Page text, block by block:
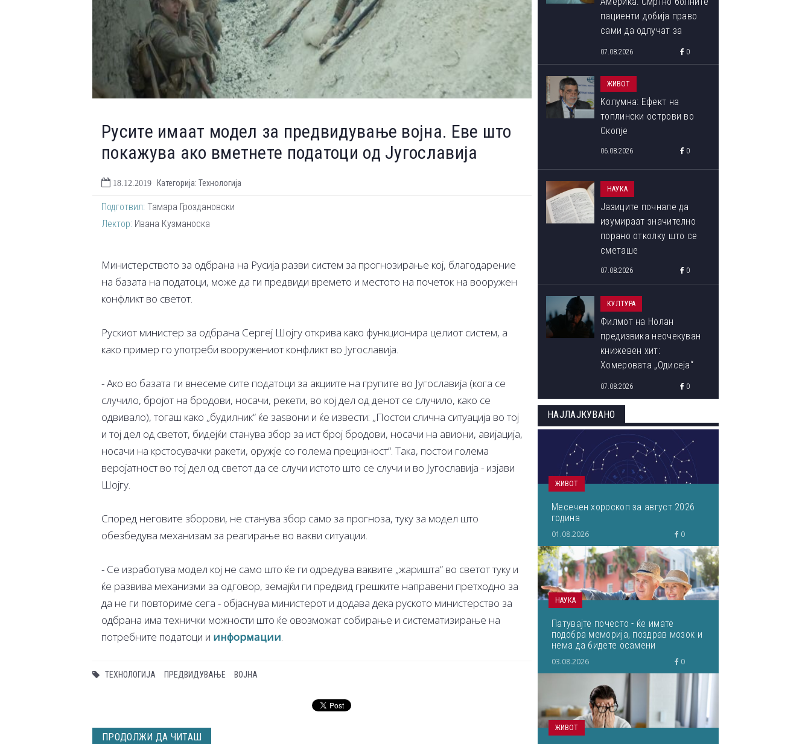
Русите имаат модел за предвидување војна. Еве што
покажува ако вметнете податоци од Југославија
18.12.2019 Категорија: Технологија
Подготвил: Тамара Гроздановски
Лектор: Ивана Кузманоска
Mинистерството за одбрана на Русија разви систем за прогнозирање кој, благодарение
на базата на податоци, може да ги предвиди времето и местото на почеток на вооружен
конфликт во светот.
Рускиот министер за одбрана Сергеј Шојгу открива како функционира целиот систем, а
како пример го употреби вооружениот конфликт во Југославија.
- Ако во базата ги внесеме сите податоци за акциите на групите во Југославија (кога се
случило, бројот на бродови, носачи, рекети, во кој дел од денот се случило, како се
одвивало), тогаш како „будилник“ ќе заѕвони и ќе извести: „Постои слична ситуација во тој
и тој дел од светот, бидејќи станува збор за ист број бродови, носачи на авиони, авијација,
носачи на крстосувачки ракети, оружје со голема прецизност“. Така, постои голема
веројатност во тој дел од светот да се случи истото што се случи и во Југославија - изјави
Шојгу.
Според неговите зборови, не станува збор само за прогноза, туку за модел што
обезбедува механизам за реагирање во вакви ситуации.
- Се изработува модел кој не само што ќе ги одредува ваквите „жаришта“ во светот туку и
ќе развива механизми за одговор, земајќи ги предвид грешките направени претходно за
да не ги повториме сега - објаснува министерот и додава дека руското министерство за
одбрана има технички можности што ќе овозможат собирање и систематизирање на
потребните податоци и информации.
ТЕХНОЛОГИЈА ПРЕДВИДУВАЊЕ ВОЈНА
ПРОДОЛЖИ ДА ЧИТАШ
пациенти добија право
сами да одлучат за
07.08.2026 0
ЖИВОТ
Колумна: Ефект на
топлински острови во
Скопје
06.08.2026 0
НАУКА
Јазиците почнале да
изумираат значително
порано отколку што се
сметаше
07.08.2026 0
КУЛТУРА
Филмот на Нолан
предизвика неочекуван
книжевен хит:
Хомеровата „Одисеја“
07.08.2026 0
НАЈЛАЈКУВАНО
ЖИВОТ
Месечен хороскоп за август 2026
година
01.08.2026 0
НАУКА
Патувајте почесто - ќе имате
подобра меморија, поздрав мозок и
нема да бидете осамени
03.08.2026 0
ЖИВОТ